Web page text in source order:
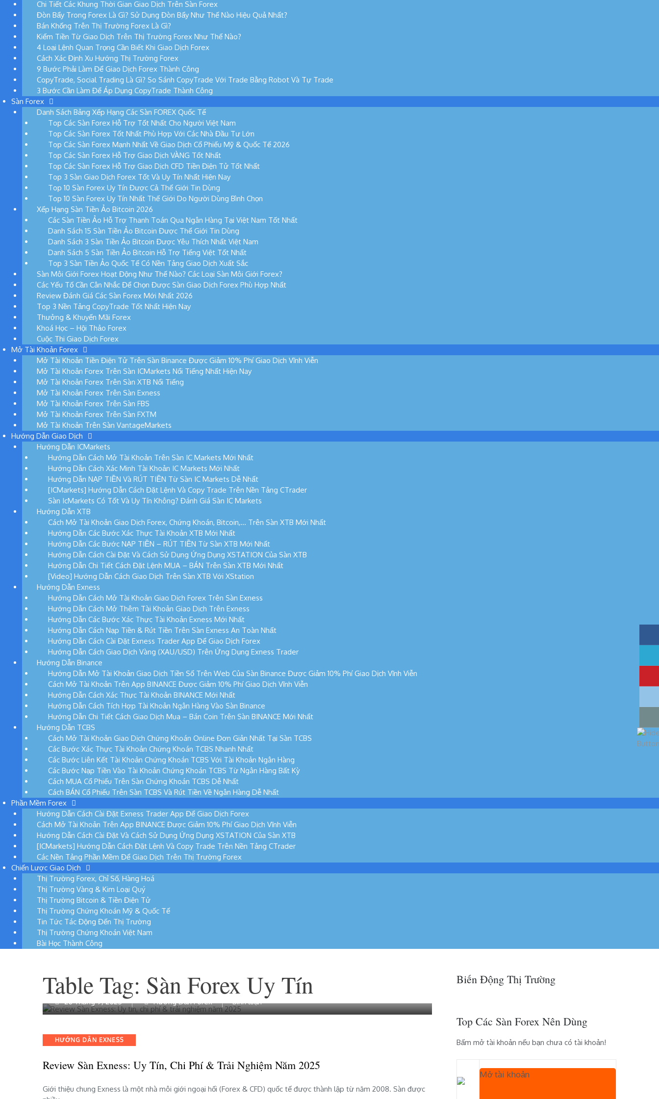
Chi Tiết Các Khung Thời Gian Giao Dịch Trên Sàn Forex
Đòn Bẩy Trong Forex Là Gì? Sử Dụng Đòn Bẩy Như Thế Nào Hiệu Quả Nhất?
Bán Khống Trên Thị Trường Forex Là Gì?
Kiếm Tiền Từ Giao Dịch Trên Thị Trường Forex Như Thế Nào?
4 Loại Lệnh Quan Trọng Cần Biết Khi Giao Dịch Forex
Cách Xác Định Xu Hướng Thị Trường Forex
9 Bước Phải Làm Để Giao Dịch Forex Thành Công
CopyTrade, Social Trading Là Gì? So Sánh CopyTrade Với Trade Bằng Robot Và Tự Trade
3 Bước Cần Làm Để Áp Dụng CopyTrade Thành Công
Sàn Forex
Danh Sách Bảng Xếp Hạng Các Sàn FOREX Quốc Tế
Top Các Sàn Forex Hỗ Trợ Tốt Nhất Cho Người Việt Nam
Top Các Sàn Forex Tốt Nhất Phù Hợp Với Các Nhà Đầu Tư Lớn
Top Các Sàn Forex Mạnh Nhất Về Giao Dịch Cổ Phiếu Mỹ & Quốc Tế 2026
Top Các Sàn Forex Hỗ Trợ Giao Dịch VÀNG Tốt Nhất
Top Các Sàn Forex Hỗ Trợ Giao Dịch CFD Tiền Điện Tử Tốt Nhất
Top 3 Sàn Giao Dịch Forex Tốt Và Uy Tín Nhất Hiện Nay
Top 10 Sàn Forex Uy Tín Được Cả Thế Giới Tin Dùng
Top 10 Sàn Forex Uy Tín Nhất Thế Giới Do Người Dùng Bình Chọn
Xếp Hạng Sàn Tiền Ảo Bitcoin 2026
Các Sàn Tiền Ảo Hỗ Trợ Thanh Toán Qua Ngân Hàng Tại Việt Nam Tốt Nhất
Danh Sách 15 Sàn Tiền Ảo Bitcoin Được Thế Giới Tin Dùng
Danh Sách 3 Sàn Tiền Ảo Bitcoin Được Yêu Thích Nhất Việt Nam
Danh Sách 5 Sàn Tiền Ảo Bitcoin Hỗ Trợ Tiếng Việt Tốt Nhất
Top 3 Sàn Tiền Ảo Quốc Tế Có Nền Tảng Giao Dịch Xuất Sắc
Sàn Môi Giới Forex Hoạt Động Như Thế Nào? Các Loại Sàn Môi Giới Forex?
Các Yếu Tố Cần Cân Nhắc Để Chọn Được Sàn Giao Dịch Forex Phù Hợp Nhất
Review Đánh Giá Các Sàn Forex Mới Nhất 2026
Top 3 Nền Tảng CopyTrade Tốt Nhất Hiện Nay
Thưởng & Khuyến Mãi Forex
Khoá Học – Hội Thảo Forex
Cuộc Thi Giao Dịch Forex
Mở Tài Khoản Forex
Mở Tài Khoản Tiền Điện Tử Trên Sàn Binance Được Giảm 10% Phí Giao Dịch Vĩnh Viễn
Mở Tài Khoản Forex Trên Sàn ICMarkets Nổi Tiếng Nhất Hiện Nay
Mở Tài Khoản Forex Trên Sàn XTB Nổi Tiếng
Mở Tài Khoản Forex Trên Sàn Exness
Mở Tài Khoản Forex Trên Sàn FBS
Mở Tài Khoản Forex Trên Sàn FXTM
Mở Tài Khoản Trên Sàn VantageMarkets
Hướng Dẫn Giao Dịch
Hướng Dẫn ICMarkets
Hướng Dẫn Cách Mở Tài Khoản Trên Sàn IC Markets Mới Nhất
Hướng Dẫn Cách Xác Minh Tài Khoản IC Markets Mới Nhất
Hướng Dẫn NẠP TIỀN Và RÚT TIỀN Từ Sàn IC Markets Dễ Nhất
[ICMarkets] Hướng Dẫn Cách Đặt Lệnh Và Copy Trade Trên Nền Tảng CTrader
Sàn IcMarkets Có Tốt Và Uy Tín Không? Đánh Giá Sàn IC Markets
Hướng Dẫn XTB
Cách Mở Tài Khoản Giao Dịch Forex, Chứng Khoán, Bitcoin,… Trên Sàn XTB Mới Nhất
Hướng Dẫn Các Bước Xác Thực Tài Khoản XTB Mới Nhất
Hướng Dẫn Các Bước NẠP TIỀN – RÚT TIỀN Từ Sàn XTB Mới Nhất
Hướng Dẫn Cách Cài Đặt Và Cách Sử Dụng Ứng Dụng XSTATION Của Sàn XTB
Hướng Dẫn Chi Tiết Cách Đặt Lệnh MUA – BÁN Trên Sàn XTB Mới Nhất
[Video] Hướng Dẫn Cách Giao Dịch Trên Sàn XTB Với XStation
Hướng Dẫn Exness
Hướng Dẫn Cách Mở Tài Khoản Giao Dịch Forex Trên Sàn Exness
Hướng Dẫn Cách Mở Thêm Tài Khoản Giao Dịch Trên Exness
Hướng Dẫn Các Bước Xác Thực Tài Khoản Exness Mới Nhất
Hướng Dẫn Cách Nạp Tiền & Rút Tiền Trên Sàn Exness An Toàn Nhất
Hướng Dẫn Cách Cài Đặt Exness Trader App Để Giao Dịch Forex
Hướng Dẫn Cách Giao Dịch Vàng (XAU/USD) Trên Ứng Dụng Exness Trader
Hướng Dẫn Binance
Hướng Dẫn Mở Tài Khoản Giao Dịch Tiền Số Trên Web Của Sàn Binance Được Giảm 10% Phí Giao Dịch Vĩnh Viễn
Cách Mở Tài Khoản Trên App BINANCE Được Giảm 10% Phí Giao Dịch Vĩnh Viễn
Hướng Dẫn Cách Xác Thực Tài Khoản BINANCE Mới Nhất
Hướng Dẫn Cách Tích Hợp Tài Khoản Ngân Hàng Vào Sàn Binance
Hướng Dẫn Chi Tiết Cách Giao Dịch Mua – Bán Coin Trên Sàn BINANCE Mới Nhất
Hướng Dẫn TCBS
Cách Mở Tài Khoản Giao Dịch Chứng Khoán Online Đơn Giản Nhất Tại Sàn TCBS
Các Bước Xác Thực Tài Khoản Chứng Khoán TCBS Nhanh Nhất
Các Bước Liên Kết Tài Khoản Chứng Khoán TCBS Với Tài Khoản Ngân Hàng
Các Bước Nạp Tiền Vào Tài Khoản Chứng Khoán TCBS Từ Ngân Hàng Bất Kỳ
Cách MUA Cổ Phiếu Trên Sàn Chứng Khoán TCBS Dễ Nhất
Cách BÁN Cổ Phiếu Trên Sàn TCBS Và Rút Tiền Về Ngân Hàng Dễ Nhất
Phần Mềm Forex
Hướng Dẫn Cách Cài Đặt Exness Trader App Để Giao Dịch Forex
Cách Mở Tài Khoản Trên App BINANCE Được Giảm 10% Phí Giao Dịch Vĩnh Viễn
Hướng Dẫn Cách Cài Đặt Và Cách Sử Dụng Ứng Dụng XSTATION Của Sàn XTB
[ICMarkets] Hướng Dẫn Cách Đặt Lệnh Và Copy Trade Trên Nền Tảng CTrader
Các Nền Tảng Phần Mềm Để Giao Dịch Trên Thị Trường Forex
Chiến Lược Giao Dịch
Thị Trường Forex, Chỉ Số, Hàng Hoá
Thị Trường Vàng & Kim Loại Quý
Thị Trường Bitcoin & Tiền Điện Tử
Thị Trường Chứng Khoán Mỹ & Quốc Tế
Tin Tức Tác Động Đến Thị Trường
Thị Trường Chứng Khoán Việt Nam
Bài Học Thành Công
Table Tag: Sàn Forex Uy Tín
20 Tháng 9, 2025 Hướng Dẫn Forex Bình luận bài
viết
tín,
phí
Categories
HƯỚNG DẪN EXNESS
Review Sàn Exness: Uy Tín, Chi Phí & Trải Nghiệm Năm 2025
Giới thiệu chung Exness là một nhà môi giới ngoại hối (Forex & CFD) quốc tế được thành lập từ năm 2008. Sàn được
Biến Động Thị Trường
Top Các Sàn Forex Nên Dùng
Bấm mở tài khoản nếu bạn chưa có tài khoản!
Mở tài khoản